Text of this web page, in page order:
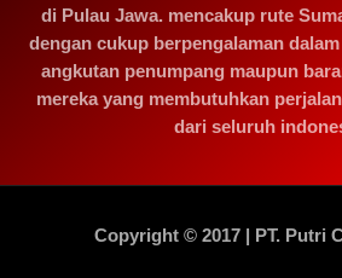
di Pulau Jawa. mencakup rute
dengan cukup berpengalaman
angkutan penumpang maupun
mereka yang membutuhkan
dari seluruh
Copyright © 2017 | PT. Putri